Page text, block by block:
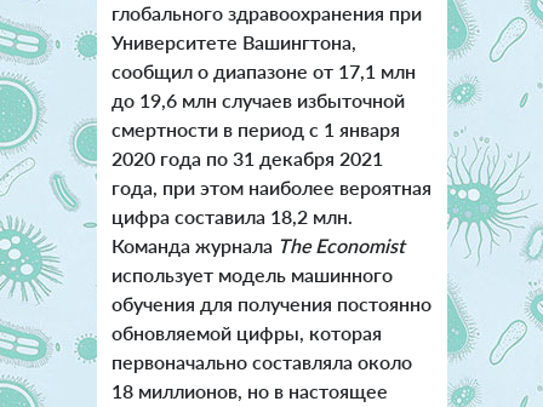
глобального здравоохранения при
Университете Вашингтона,
сообщил о диапазоне от 17,1 млн
до 19,6 млн случаев избыточной
смертности в период с 1 января
2020 года по 31 декабря 2021
года, при этом наиболее вероятная
цифра составила 18,2 млн.
Команда журнала The Economist
использует модель машинного
обучения для получения постоянно
обновляемой цифры, которая
первоначально составляла около
18 миллионов, но в настоящее